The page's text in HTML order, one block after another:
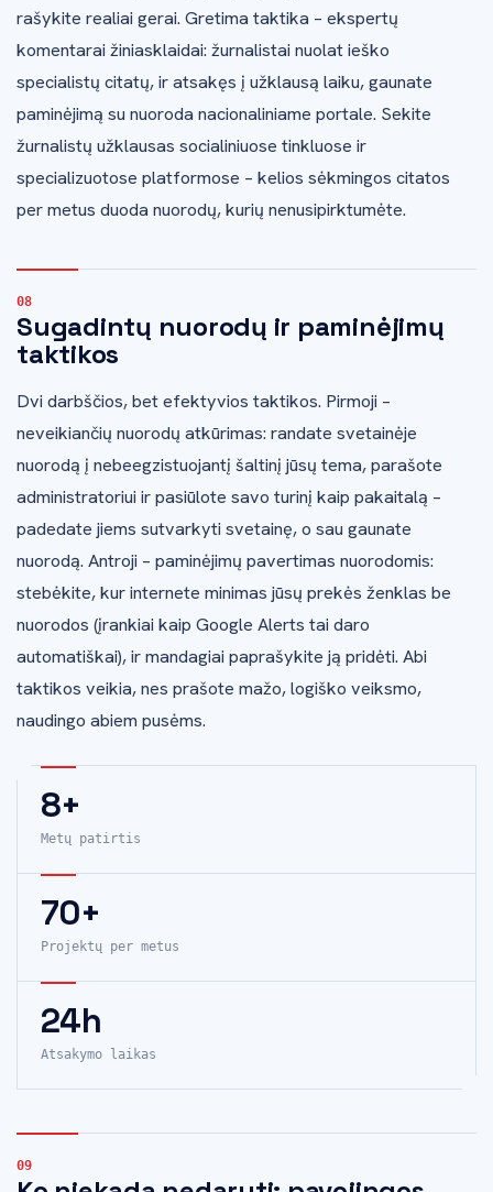
rašykite realiai gerai. Gretima taktika – ekspertų
komentarai žiniasklaidai: žurnalistai nuolat ieško
specialistų citatų, ir atsakęs į užklausą laiku, gaunate
paminėjimą su nuoroda nacionaliniame portale. Sekite
žurnalistų užklausas socialiniuose tinkluose ir
specializuotose platformose – kelios sėkmingos citatos
per metus duoda nuorodų, kurių nenusipirktumėte.
Sugadintų nuorodų ir paminėjimų
taktikos
Dvi darbščios, bet efektyvios taktikos. Pirmoji –
neveikiančių nuorodų atkūrimas: randate svetainėje
nuorodą į nebeegzistuojantį šaltinį jūsų tema, parašote
administratoriui ir pasiūlote savo turinį kaip pakaitalą –
padedate jiems sutvarkyti svetainę, o sau gaunate
nuorodą. Antroji – paminėjimų pavertimas nuorodomis:
stebėkite, kur internete minimas jūsų prekės ženklas be
nuorodos (įrankiai kaip Google Alerts tai daro
automatiškai), ir mandagiai paprašykite ją pridėti. Abi
taktikos veikia, nes prašote mažo, logiško veiksmo,
naudingo abiem pusėms.
8+
Metų patirtis
70+
Projektų per metus
24h
Atsakymo laikas